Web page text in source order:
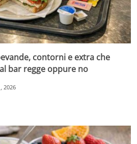
contorni e extra che
bar regge oppure no
2026